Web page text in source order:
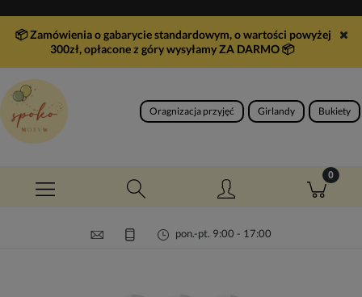
📦 Zamówienia o gabarycie standardowym, o wartości powyżej
300zł, opłacone z góry wysyłamy ZA DARMO📦
Oragnizacja przyjęć Girlandy Bukiety
pon.-pt. 9:00 - 17:00